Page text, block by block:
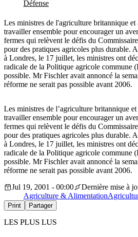
Défense
Les ministres de l'agriculture britannique et
travailler ensemble pour encourager un
fermes qui relèvent le défis du
pour des pratiques agricoles plus durable.
à Londres, le 17 juillet, les ministres ont
radicale de la Politique agricole commune
possible. Mr Fischler avait annoncé la
réforme ne serait pas possible avant 2006.
Les ministres de l’agriculture britannique
travailler ensemble pour encourager un
fermes qui relèvent le défis du
pour des pratiques agricoles plus durable.
à Londres, le 17 juillet, les ministres ont
radicale de la Politique agricole commune
possible. Mr Fischler avait annoncé la
réforme ne serait pas possible avant 2006.
Jul 19, 2001 - 00:00
Dernière mise à
Agriculture & Alimentation
Print Partager
LES PLUS LUS